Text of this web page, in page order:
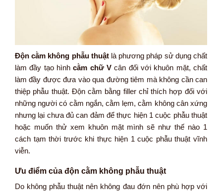
Độn cằm không phẫu thuậtlà phương pháp sử dụng chất
làm đầy tạo hình cằm chữ V cân đối với khuôn mặt, chất
làm đầy được đưa vào qua đường tiêm mà không cần can
thiệp phẫu thuật. Độn cằm bằng filler chỉ thích hợp đối với
những người có cằm ngắn, cằm lẹm, cằm không cân xứng
nhưng lại chưa đủ can đảm để thực hiện 1 cuộc phẫu thuật
hoặc muốn thử xem khuôn mặt mình sẽ như thế nào 1
cách tạm thời trước khi thực hiện 1 cuộc phẫu thuật vĩnh
viễn.
Ưu điểm của độn cằm không phẫu thuật
Do không phẫu thuật nên không đau đớn nên phù hợp với